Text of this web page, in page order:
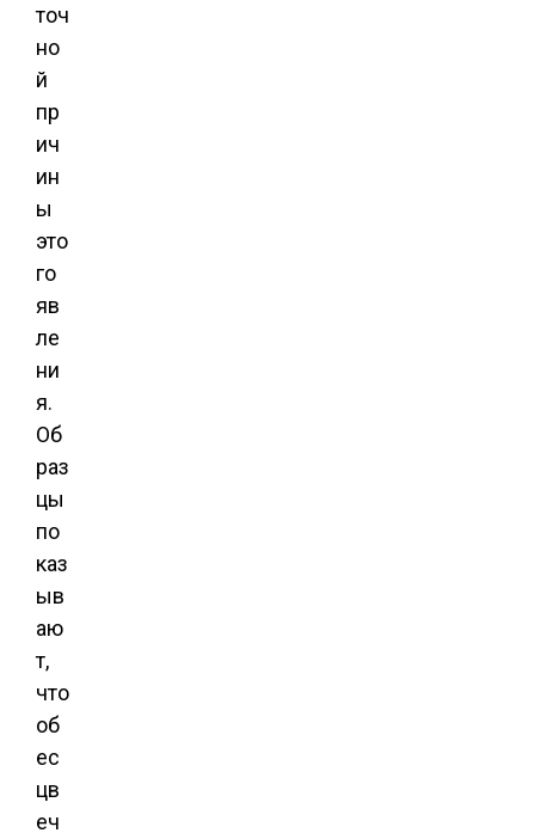
точ
но
й
пр
ич
ин
ы
это
го
яв
ле
ни
я.
Об
раз
цы
по
каз
ыв
аю
т,
что
об
ес
цв
еч